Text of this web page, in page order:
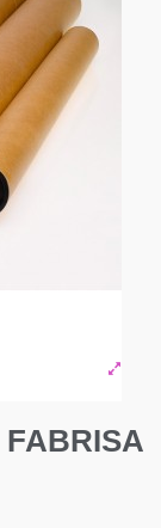
FABRISA